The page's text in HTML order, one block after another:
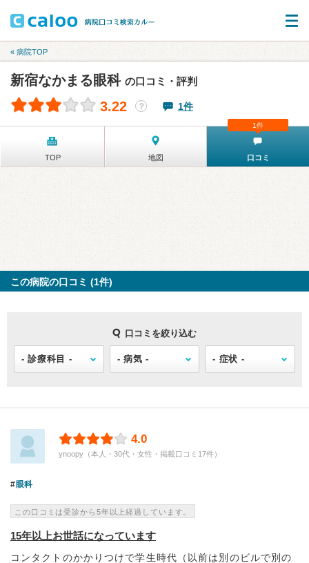
« 病院TOP
新宿なかまる眼科 の口コミ・評判
3.22 ？ 1件
TOP 地図 口コミ
1件
この病院の口コミ (1件)
口コミを絞り込む
4.0
ynoopy（本人・30代・女性・掲載口コミ17件）
眼科
この口コミは受診から5年以上経過しています。
15年以上お世話になっています
コンタクトのかかりつけで学生時代（以前は別のビルで別の